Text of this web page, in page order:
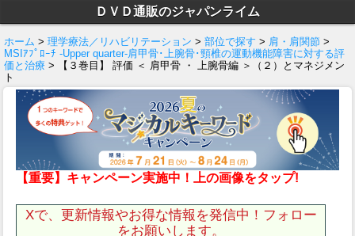
ＤＶＤ通販のジャパンライム
ホーム > 理学療法／リハビリテーション > 部位で探す > 肩・肩関節 >
MSIｱﾌﾟﾛｰﾁ -Upper quarter-肩甲骨･上腕骨･頸椎の運動機能障害に対する評
価と治療 > 【３巻目】 評価 ＜ 肩甲骨 ・ 上腕骨編 ＞（２）とマネジメン
ト
【重要】キャンペーン実施中！上の画像をタップ!
Xで、更新情報やお得な情報を発信中！フォロー
をお願いします。